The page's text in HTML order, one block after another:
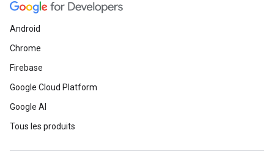
Android
Chrome
Firebase
Google Cloud Platform
Google AI
Tous les produits